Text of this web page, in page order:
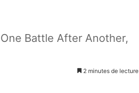
Battle After Another,
2 minutes de lecture